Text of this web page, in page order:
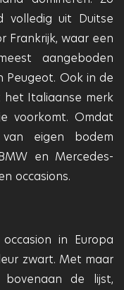
volledig uit Duitse
Frankrijk, waar een
aangeboden
Peugeot. Ook in de
Italiaanse merk
voorkomt. Omdat
eigen bodem
en Mercedes-
occasions.
in Europa
zwart. Met maar
de lijst,